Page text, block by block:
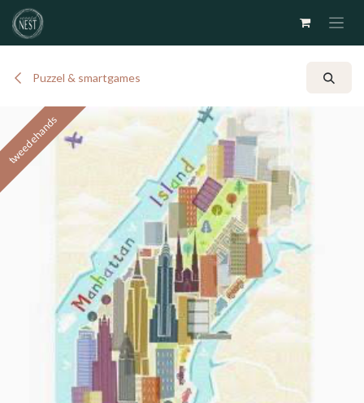
Overslaan naar inhoud
Puzzel & smartgames
tweedehands